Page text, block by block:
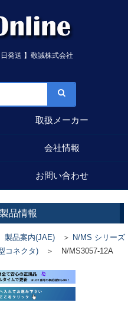
発送 】敬誠株式会社
取扱メーカー
会社情報
お問い合わせ
情報
製品案内(JAE) ＞ N/MS シリーズ
コネクタ) ＞ N/MS3057-12A